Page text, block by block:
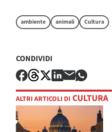
ambiente animali Cultura
CONDIVIDI
ALTRI ARTICOLI DI CULTURA